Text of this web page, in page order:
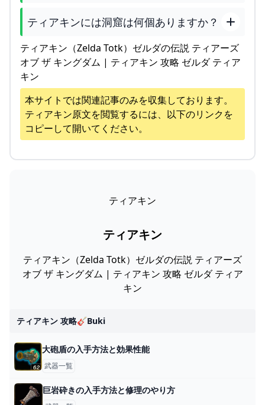
ティアキンには洞窟は何個ありますか？
ティアキン（Zelda Totk）ゼルダの伝説 ティアーズ
オブ ザ キングダム | ティアキン 攻略 ゼルダ ティア
キン
本サイトでは関連記事のみを収集しております。
ティアキン原文を閲覧するには、以下のリンクを
コピーして開いてください。
ティアキン
ティアキン
ティアキン（Zelda Totk）ゼルダの伝説 ティアーズ
オブ ザ キングダム | ティアキン 攻略 ゼルダ ティア
キン
ティアキン 攻略🎸buki
大砲盾の入手方法と効果性能
武器一覧
巨岩砕きの入手方法と修理のやり方